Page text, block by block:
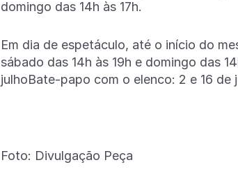
domingo das 14h às 17h.
Em dia de espetáculo, até o início do
sábado das 14h às 19h e domingo das
julhoBate-papo com o elenco: 2 e 16 de
Foto: Divulgação Peça